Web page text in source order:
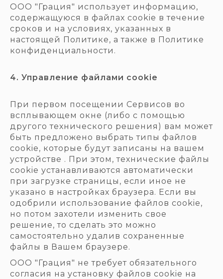
ООО "Грация" использует информацию,
содержащуюся в файлах cookie в течение
сроков и на условиях, указанных в
настоящей Политике, а также в Политике
конфиденциальности.
4. Управление файлами cookie
При первом посещении Сервисов во
всплывающем окне (либо с помощью
другого технического решения) вам может
быть предложено выбрать типы файлов
cookie, которые будут записаны на вашем
устройстве . При этом, технические файлы
cookie устанавливаются автоматически
при загрузке страницы, если иное не
указано в настройках браузера. Если вы
одобрили использование файлов cookie,
но потом захотели изменить свое
решение, то сделать это можно
самостоятельно удалив сохраненные
файлы в Вашем браузере.
ООО "Грация" не требует обязательного
согласия на установку файлов cookie на